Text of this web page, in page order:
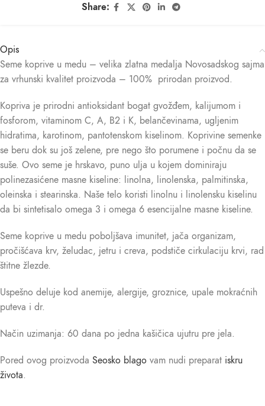
Share:
Opis
Seme koprive u medu – velika zlatna medalja Novosadskog sajma
za vrhunski kvalitet proizvoda – 100% prirodan proizvod.
Kopriva je prirodni antioksidant bogat gvožđem, kalijumom i
fosforom, vitaminom C, A, B2 i K, belančevinama, ugljenim
hidratima, karotinom, pantotenskom kiselinom. Koprivine semenke
se beru dok su još zelene, pre nego što porumene i počnu da se
suše. Ovo seme je hrskavo, puno ulja u kojem dominiraju
polinezasićene masne kiseline: linolna, linolenska, palmitinska,
oleinska i stearinska. Naše telo koristi linolnu i linolensku kiselinu
da bi sintetisalo omega 3 i omega 6 esencijalne masne kiseline.
Seme koprive u medu poboljšava imunitet, jača organizam,
pročišćava krv, želudac, jetru i creva, podstiče cirkulaciju krvi, rad
štitne žlezde.
Uspešno deluje kod anemije, alergije, groznice, upale mokraćnih
puteva i dr.
Način uzimanja: 60 dana po jedna kašičica ujutru pre jela.
Pored ovog proizvoda Seosko blago vam nudi preparat iskru
života.